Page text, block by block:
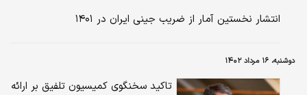
انتشار نخستین آمار از ضریب جینی ایران در ۱۴۰۱
دوشنبه، ۱۶ مرداد ۱۴۰۲
تاکید سخنگوی کمیسیون تلفیق بر ارائه